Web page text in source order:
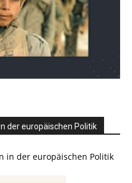
der europäischen Politik
in der europäischen Politik